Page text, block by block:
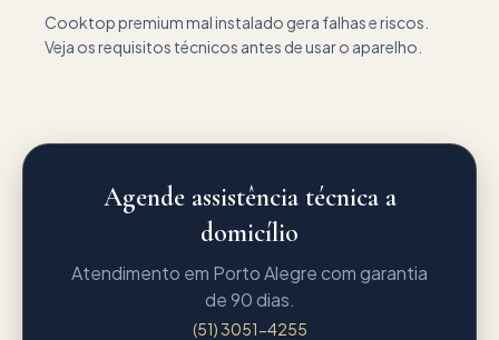
Cooktop premium mal instalado gera falhas e riscos.
Veja os requisitos técnicos antes de usar o aparelho.
Agende assistência técnica a
domicílio
Atendimento em Porto Alegre com garantia
de 90 dias.
(51) 3051-4255